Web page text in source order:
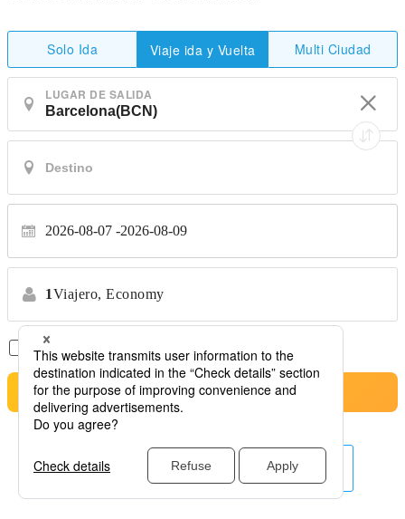
Solo Ida Viaje ida y Vuelta Multi Ciudad
LUGAR DE SALIDA
2026-08-07 2026-08-09
1Viajero, Economy
Solo Vuelos Directos *No se permiten transferencias
Buscar
Otras aerolíneas aquí.